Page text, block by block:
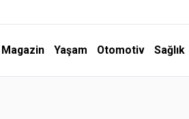
Magazin Yaşam Otomotiv Sağlık